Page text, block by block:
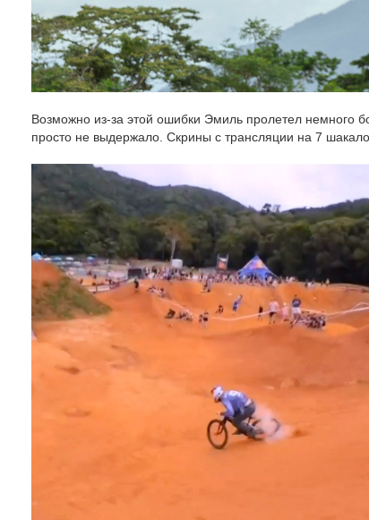
Возможно из-за этой ошибки Эмиль пролетел немного
просто не выдержало. Скрины с трансляции на 7